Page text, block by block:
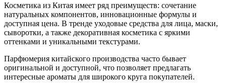
Косметика из Китая имеет ряд преимуществ: сочетание
натуральных компонентов, инновационные формулы и
доступная цена. В тренде уходовые средства для лица, маски,
сыворотки, а также декоративная косметика с яркими
оттенками и уникальными текстурами.
Парфюмерия китайского производства часто бывает
оригинальной и доступной, что позволяет предлагать
интересные ароматы для широкого круга покупателей.